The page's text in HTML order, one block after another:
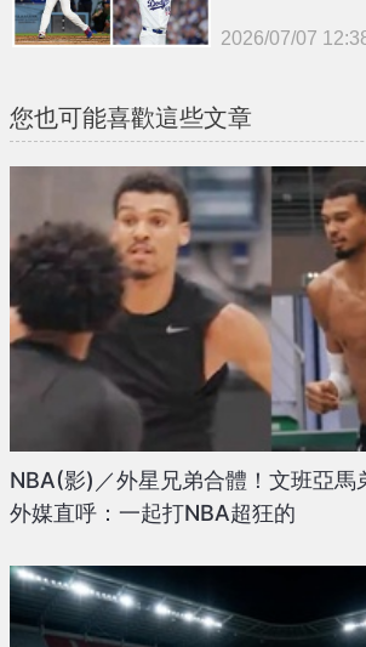
2026/07/07
您也可能喜歡這些文章
NBA(影)／外星兄弟合體！文班亞
外媒直呼：一起打NBA超狂的